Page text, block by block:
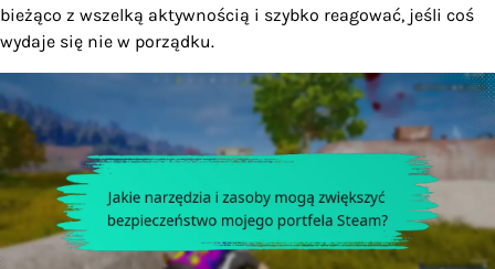
bieżąco z wszelką aktywnością i szybko reagować, jeśli coś
wydaje się nie w porządku.